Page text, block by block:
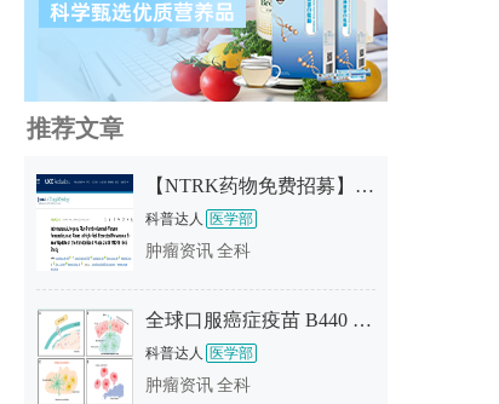
推荐文章
【NTRK药物免费招募】新一代靶向药TL118终于启动临床！现正招募实体瘤/中枢神经系统肿瘤患者！
科普达人 医学部
肿瘤资讯 全科
全球口服癌症疫苗 B440 挺进 Ⅱ 期——无针头、可居家、能把"免疫针耐药"的
科普达人 医学部
肿瘤资讯 全科